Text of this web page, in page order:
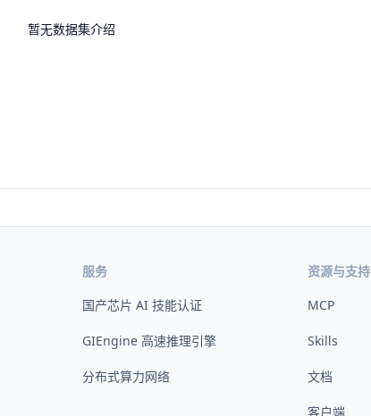
暂无数据集介绍
服务
国产芯片 AI 技能认证
GIEngine 高速推理引擎
分布式算力网络
资源与支持
MCP
Skills
文档
客户端